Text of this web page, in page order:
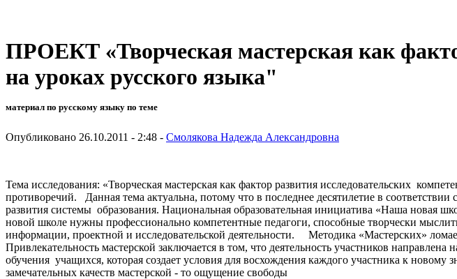
ПРОЕКТ «Творческая мастерская как
на уроках русского языка"
материал по русскому языку по теме
Опубликовано 26.10.2011 - 2:48 - Смолякова Надежда Александровна
Тема исследования: «Творческая мастерская как фактор развития исследовательских
противоречий. Данная тема актуальна, потому что в последнее десятилетие в
развития системы образования. Национальная образовательная инициатива «Наша новая
новой школе нужны профессионально компетентные педагоги, способные творчески
информации, проектной и исследовательской деятельности. Методика «Мастерских»
Привлекательность мастерской заключается в том, что деятельность участников
обучения учащихся, которая создает условия для восхождения каждого участника к
замечательных качеств мастерской - то ощущение свободы